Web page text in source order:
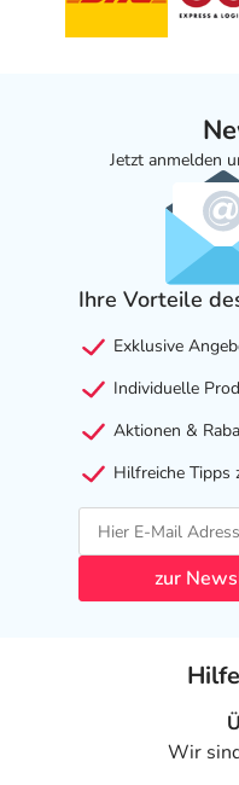
Jetzt anmelden
Ihre Vorteile
Exklusive
Individuelle
Aktionen &
Hilfreiche Tipps
zur
Wir